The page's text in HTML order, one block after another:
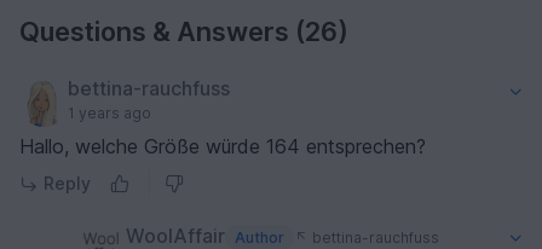
Questions & Answers (26)
bettina-rauchfuss
1 years ago
Hallo, welche Größe würde 164 entsprechen?
Reply
WoolAffair Author
bettina-rauchfuss